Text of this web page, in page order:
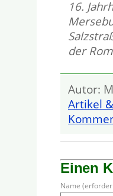
16.
der
Autor:
Artikel
Einen
Name